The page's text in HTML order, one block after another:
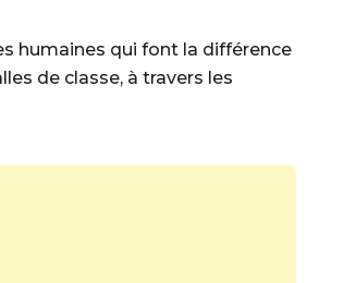
humaines qui font la différence
de classe, à travers les